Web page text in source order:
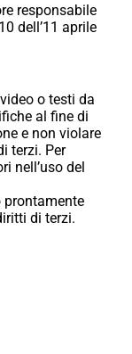
responsabile
dell’11 aprile
o testi da
al fine di
e non violare
terzi. Per
nell’uso del
di terzi.